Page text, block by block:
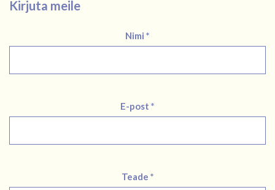
Kirjuta meile
Nimi *
E-post *
Teade *